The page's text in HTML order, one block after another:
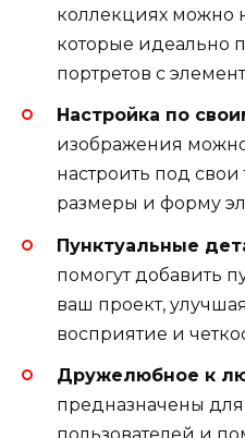
коллекциях можно
которые идеально
портретов с
Настройка по
изображения
настроить под
размеры и форму
Пунктуальные
помогут добавить
ваш проект,
восприятие и
Дружелюбное к
предназначены для